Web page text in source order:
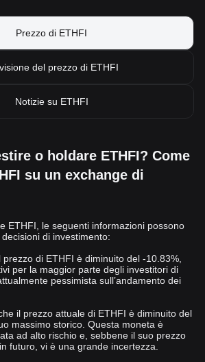
Prezzo di ETHFI
del prezzo di ETHFI
Notizie su ETHFI
o holdare ETHFI? Come
su un exchange di
ETHFI, le seguenti informazioni possono
di investimento:
di ETHFI è diminuito del -10.83%,
per la maggior parte degli investitori di
pessimista sull’andamento dei
il prezzo attuale di ETHFI è diminuito del
massimo storico. Questa moneta è
ad alto rischio e, sebbene il suo prezzo
futuro, vi è una grande incertezza.